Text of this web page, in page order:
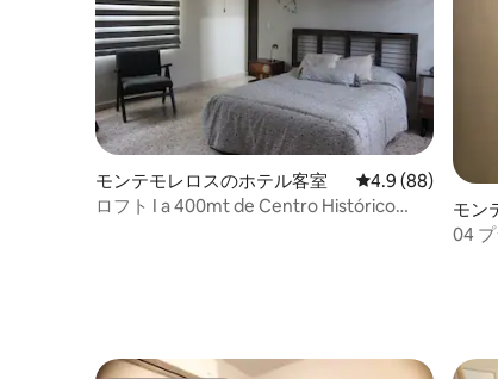
モンテモレロスのホテル客室 レビュー88件、
4.9 (88)
ロフト I a 400mt de Centro Histórico
モン
04